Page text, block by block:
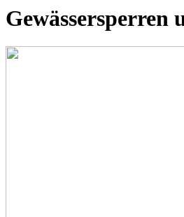
Gewässersperren